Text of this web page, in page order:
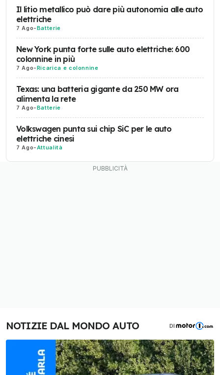
Il litio metallico può dare più autonomia alle auto
elettriche
7 Ago-Batterie
New York punta forte sulle auto elettriche: 600
colonnine in più
7 Ago-Ricarica e colonnine
Texas: una batteria gigante da 250 MW ora
alimenta la rete
7 Ago-Batterie
Volkswagen punta sui chip SiC per le auto
elettriche cinesi
7 Ago-Attualità
NOTIZIE DAL MONDO AUTO DI